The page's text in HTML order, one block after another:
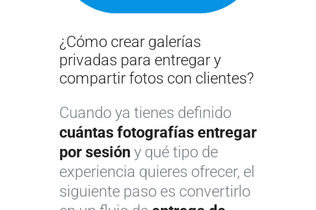
¿Cómo crear galerías
privadas para entregar y
compartir fotos con clientes?
Cuando ya tienes definido
cuántas fotografías entregar
por sesión y qué tipo de
experiencia quieres ofrecer, el
siguiente paso es convertirlo